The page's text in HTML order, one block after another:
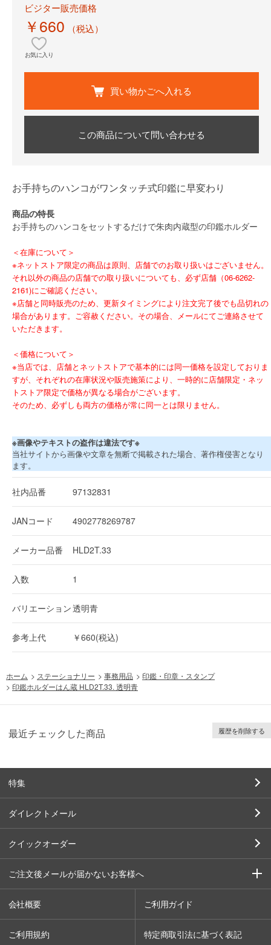
ビジター販売価格
￥660 （税込）
お気に入り
買い物かごへ入れる
この商品について問い合わせる
お手持ちのハンコがワンタッチ式印鑑に早変わり
商品の特長
お手持ちのハンコをセットするだけで朱肉内蔵型の印鑑ホルダー
＜在庫について＞
※ネットストア限定の商品は原則、店舗でのお取り扱いはございません。
それ以外の商品の店舗での取り扱いについても、必ず店舗（06-6262-
2161)にご確認ください。
※店舗と同時販売のため、更新タイミングにより注文完了後でも品切れの
場合があります。ご容赦ください。その場合、メールにてご連絡させて
いただきます。
＜価格について＞
※当店では、店舗とネットストアで基本的には同一価格を設定しておりま
すが、それぞれの在庫状況や販売施策により、一時的に店舗限定・ネッ
トストア限定で価格が異なる場合がございます。
そのため、必ずしも両方の価格が常に同一とは限りません。
※画像やテキストの盗作は違法です※
当社サイトから画像や文章を無断で掲載された場合、著作権侵害となり
ます。
社内品番 97132831
JANコード 4902778269787
メーカー品番 HLD2T.33
入数 1
バリエーション透明青
参考上代 ￥660(税込)
ホーム > ステーショナリー > 事務用品 > 印鑑・印章・スタンプ
> 印鑑ホルダーはん蔵 HLD2T.33. 透明青
最近チェックした商品 履歴を削除する
特集
ダイレクトメール
クイックオーダー
ご注文後メールが届かないお客様へ
会社概要 ご利用ガイド
ご利用規約 特定商取引法に基づく表記